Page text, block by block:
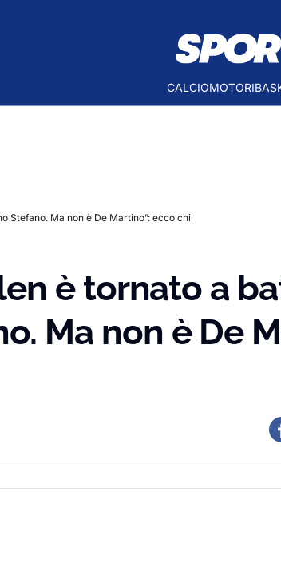
CALCIOMOTORI
Stefano. Ma non è De Martino”: ecco chi
è tornato a
Ma non è De